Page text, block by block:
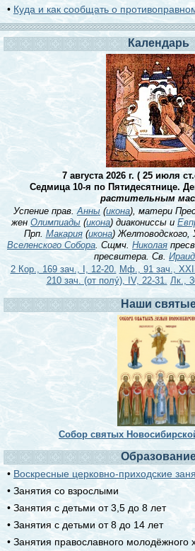
• Куда и как сообщать о
Календарь
7 августа 2026 г. ( 25 июля
Седмица 10-я по Пятидесятнице.
растительным
Успение прав.Анны (икона), матери
жен Олимпиады (икона) диакониссы и
Прп.Макария(икона) Желтоводского,
Вселенского Собора. Сщмч. Николая
пресвитера. Св.
2 Кор., 169 зач., I, 12-20. Мф., 91 зач.,
210 зач. (от полу́), IV, 22-31. Лк.,
Наши
Собор святых
• Воскресные церковно-приходские
• Занятия со взрослыми
• Занятия с детьми от 3,5 до 8 лет
• Занятия с детьми от 8 до 14 лет
• Занятия православного молодёжного